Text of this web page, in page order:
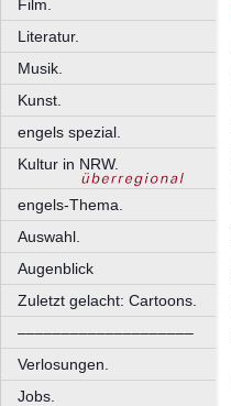
Film.
Literatur.
Musik.
Kunst.
engels spezial.
Kultur in NRW.
engels-Thema.
Auswahl.
Augenblick
Zuletzt gelacht: Cartoons.
––––––––––––––––––––
Verlosungen.
Jobs.